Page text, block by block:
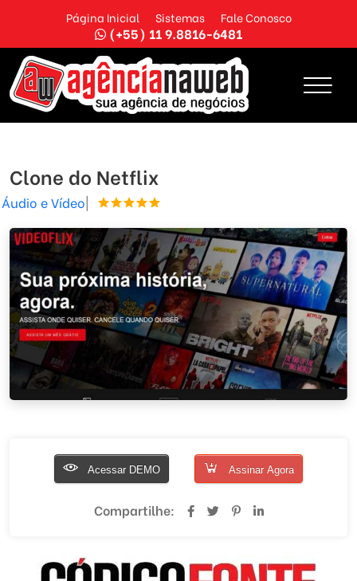
Página Inicial Sistemas Fale Conosco
(+55) 11 9.8816-6481
Clone do Netflix
Áudio e Vídeo|
Acessar DEMO Assinar Agora
Compartilhe: